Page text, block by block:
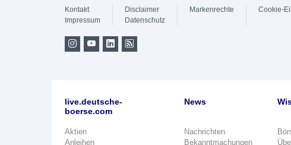
Kontakt
Impressum
Disclaimer
Datenschutz
Markenrechte Cookie-
live.deutsche-
boerse.com
Aktien
Anleihen
News
Nachrichten
Bekanntmachungen